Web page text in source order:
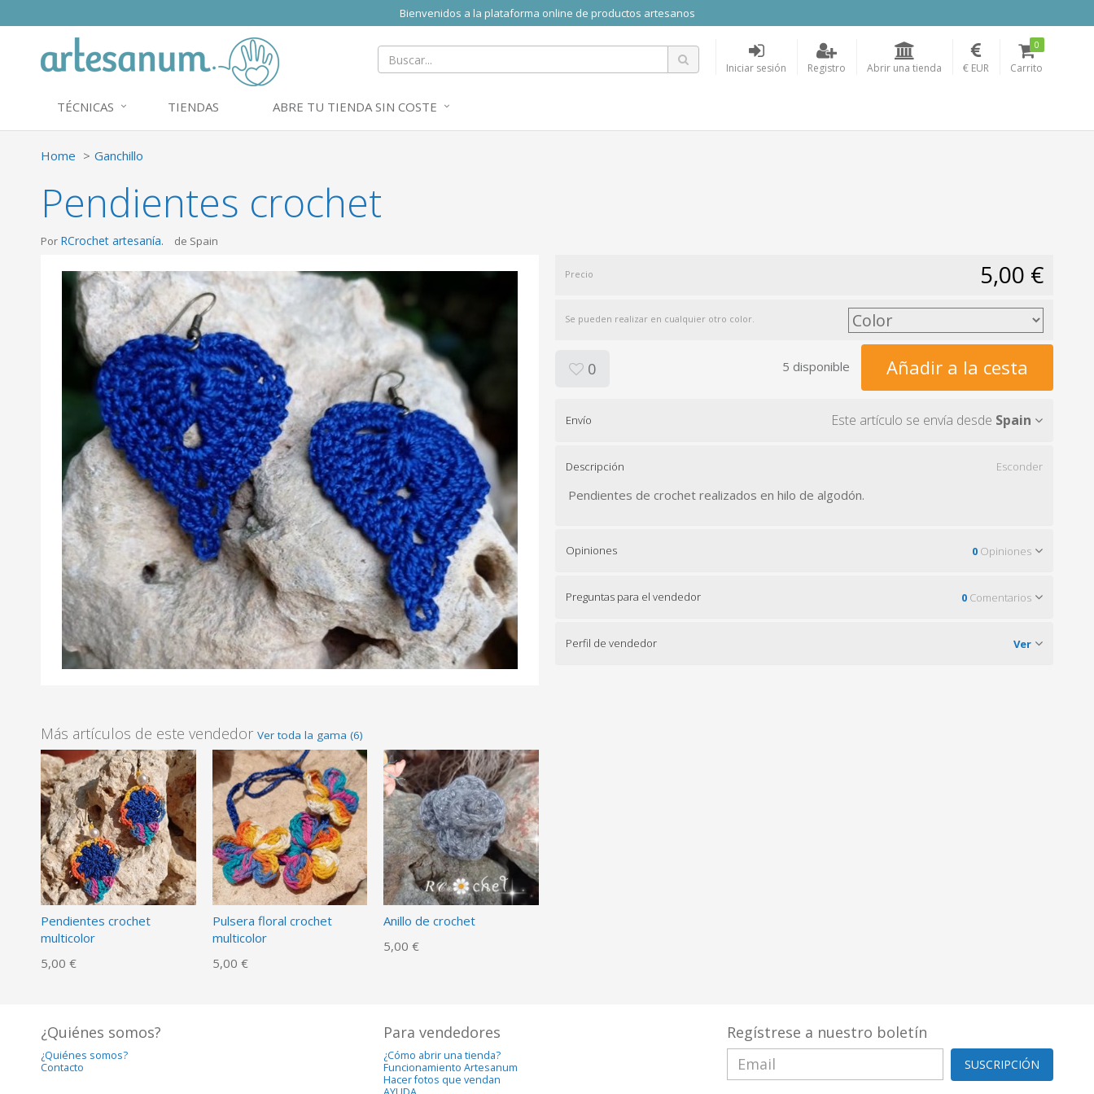
Bienvenidos a la plataforma online de productos artesanos
Iniciar sesión Registro Abrir una tienda € EUR Carrito
0
TÉCNICAS TIENDAS ABRE TU TIENDA SIN COSTE
Home Ganchillo
Pendientes crochet
Por RCrochet artesanía. de Spain
Más artículos de este vendedor Ver toda la gama (6)
Pendientes crochet
multicolor
5,00 €
Pulsera floral crochet
multicolor
5,00 €
Anillo de crochet
5,00 €
Precio 5,00 €
Se pueden realizar en cualquier otro color.
0 5 disponible Añadir a la cesta
Envío Este artículo se envía desde Spain
Descripción Esconder
Pendientes de crochet realizados en hilo de algodón.
Opiniones 0 Opiniones
Preguntas para el vendedor 0 Comentarios
Perfil de vendedor Ver
¿Quiénes somos?
¿Quiénes somos?
Contacto
Para vendedores
¿Cómo abrir una tienda?
Funcionamiento Artesanum
Hacer fotos que vendan
Regístrese a nuestro boletín
SUSCRIPCIÓN